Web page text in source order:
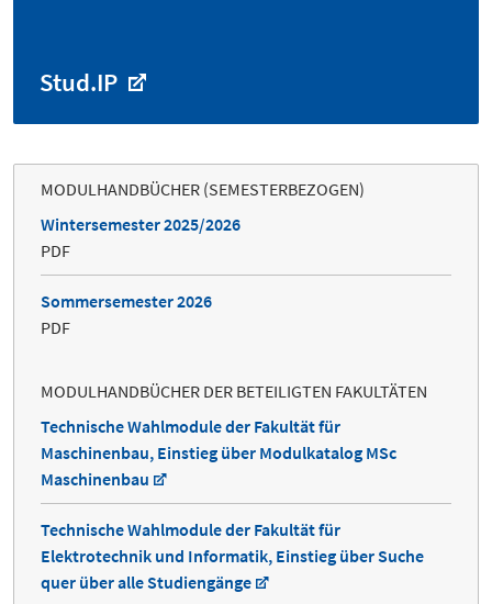
Stud.IP
MODULHANDBÜCHER (SEMESTERBEZOGEN)
Wintersemester 2025/2026
PDF
Sommersemester 2026
PDF
MODULHANDBÜCHER DER BETEILIGTEN FAKULTÄTEN
Technische Wahlmodule der Fakultät für
Maschinenbau, Einstieg über Modulkatalog MSc
Maschinenbau
Technische Wahlmodule der Fakultät für
Elektrotechnik und Informatik, Einstieg über Suche
quer über alle Studiengänge